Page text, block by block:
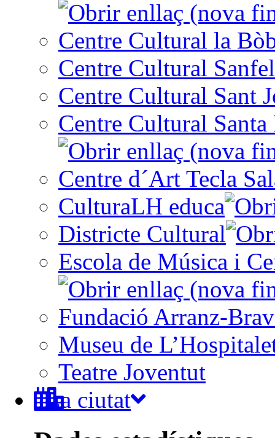
Centre Cultural la
Centre Cultural
Centre Cultural Sant
Centre Cultural
Centre d´Art Tecla
CulturaLH educa
Districte Cultural
Escola de Música i
Fundació Arranz-
Museu de
Teatre Joventut
La ciutat